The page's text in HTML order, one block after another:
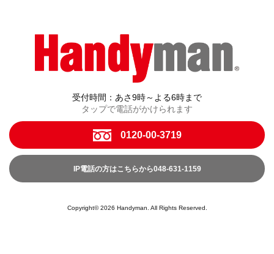
受付時間：あさ9時～よる6時まで
タップで電話がかけられます
0120-00-3719
IP電話の方はこちらから048-631-1159
Copyright© 2026 Handyman. All Rights Reserved.